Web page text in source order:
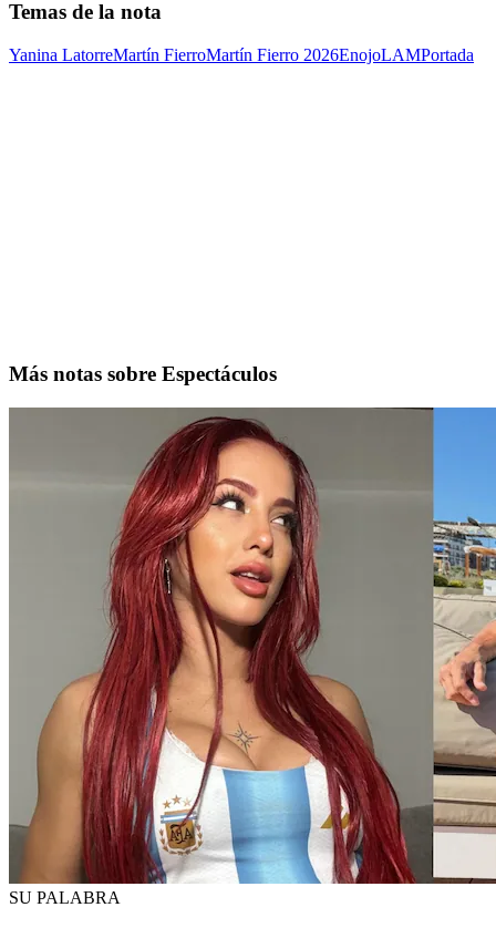
Temas de la nota
Yanina LatorreMartín FierroMartín Fierro 2026EnojoLAMPortada
Más notas sobre Espectáculos
SU PALABRA